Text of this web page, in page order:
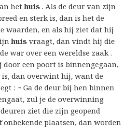
hethuis . Als de deur van zijn
en sterk is, dan is het de
waarden, en als hij ziet dat hij
huis vraagt, dan vindt hij die
war over een wereldse zaak .
een poort is binnengegaan,
dan overwint hij, want de
: ~ Ga de deur bij hen binnen
zul je de overwinning
ziet die zijn geopend
onbekende plaatsen, dan worden